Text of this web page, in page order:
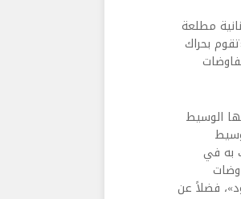
مطلعة
بحراك
الوسيط
به في
فضلاً عن